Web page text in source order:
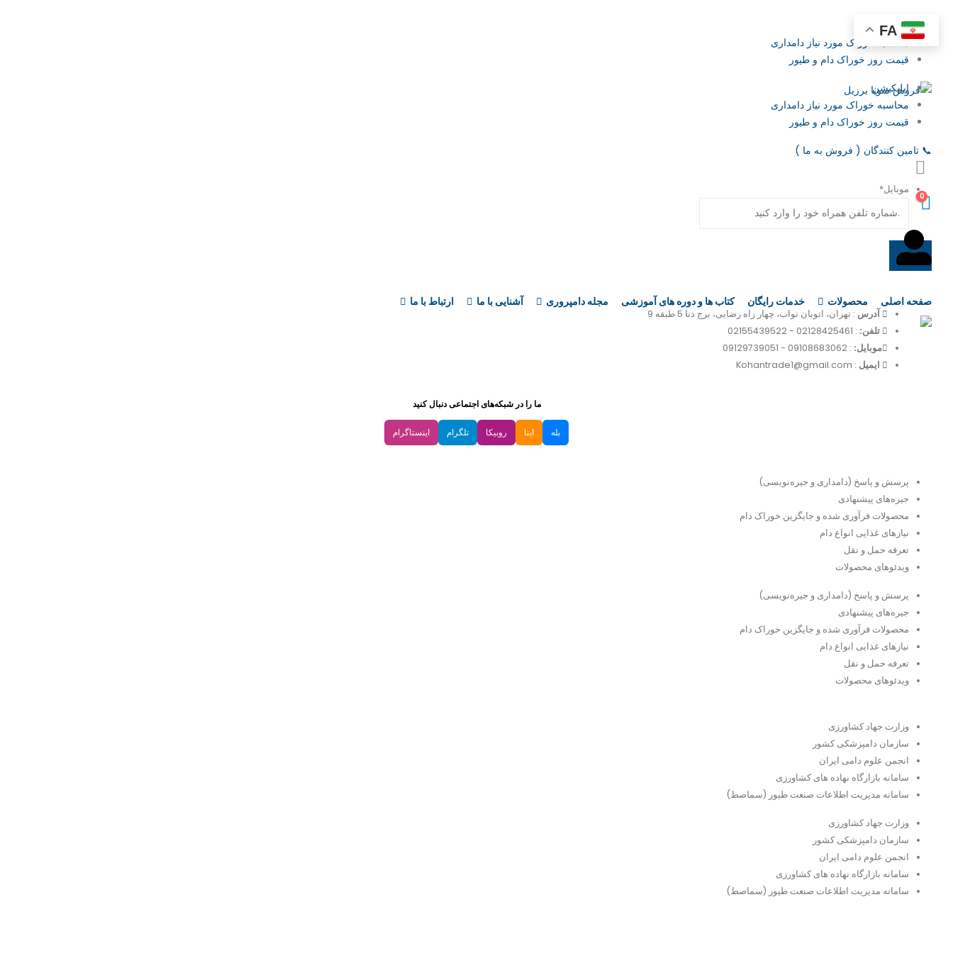
اپلیکیشن
محاسبه خوراک مورد نیاز دامداری
قیمت روز خوراک دام و طیور
اپلیکیشن
محاسبه خوراک مورد نیاز دامداری
قیمت روز خوراک دام و طیور
📞 تامین‌ کنندگان ( فروش به ما )
0
صفحه اصلی محصولات خدمات رایگان کتاب‌ ها و دوره های آموزشی مجله دامپروری آشنایی با ما ارتباط با ما
همیشه از تخفیفات و اعلام خوراک‌های دولتی باخبر باشید!
موبایل*
تماس با گروه تولیدی بازرگانی کهن
آدرس : تهران، اتوبان نواب، چهار راه رضایی، برج دنا 5 طبقه 9
تلفن: :
02128425461
-
02155439522
موبایل: :
09108683062
-
09129739051
ایمیل : Kohantrade1@gmail.com
ما را در شبکه‌های اجتماعی دنبال کنید
بله ایتا روبیکا تلگرام اینستاگرام
پرسش و پاسخ (دامداری و جیره‌نویسی)
جیره‌های پیشنهادی
محصولات فرآوری شده و جایگزین خوراک دام
نیازهای غذایی انواع دام
تعرفه حمل و نقل
ویدئو‌های محصولات
پرسش و پاسخ (دامداری و جیره‌نویسی)
جیره‌های پیشنهادی
محصولات فرآوری شده و جایگزین خوراک دام
نیازهای غذایی انواع دام
تعرفه حمل و نقل
ویدئو‌های محصولات
وزارت جهاد کشاورزی
سازمان دامپزشکی کشور
انجمن علوم دامی ایران
سامانه بازارگاه نهاده های کشاورزی
سامانه مدیریت اطلاعات صنعت طیور (سماصط)
وزارت جهاد کشاورزی
سازمان دامپزشکی کشور
انجمن علوم دامی ایران
سامانه بازارگاه نهاده های کشاورزی
سامانه مدیریت اطلاعات صنعت طیور (سماصط)
FA